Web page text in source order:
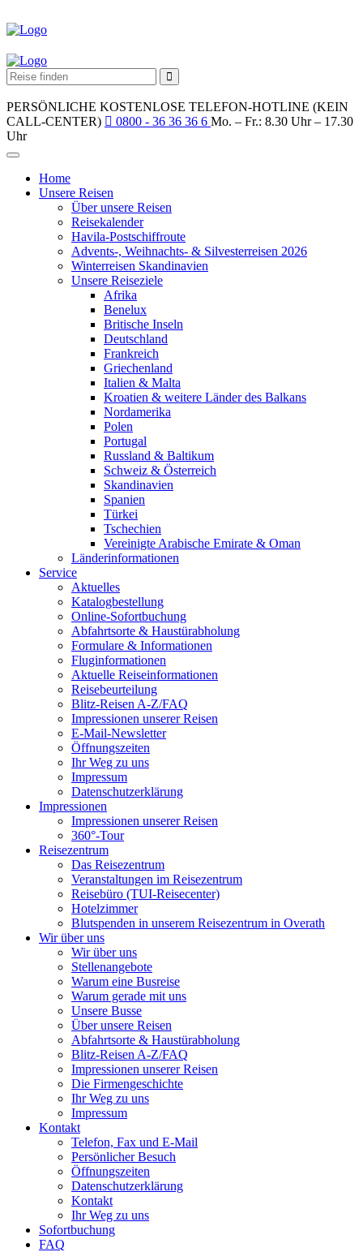
PERSÖNLICHE KOSTENLOSE TELEFON-HOTLINE (KEIN
CALL-CENTER)
0800 - 36 36 36 6 Mo. – Fr.: 8.30 Uhr – 17.30
Uhr
Home
Unsere Reisen
Über unsere Reisen
Reisekalender
Havila-Postschiffroute
Advents-, Weihnachts- & Silvesterreisen 2026
Winterreisen Skandinavien
Unsere Reiseziele
Afrika
Benelux
Britische Inseln
Deutschland
Frankreich
Griechenland
Italien & Malta
Kroatien & weitere Länder des Balkans
Nordamerika
Polen
Portugal
Russland & Baltikum
Schweiz & Österreich
Skandinavien
Spanien
Türkei
Tschechien
Vereinigte Arabische Emirate & Oman
Länderinformationen
Service
Aktuelles
Katalogbestellung
Online-Sofortbuchung
Abfahrtsorte & Haustürabholung
Formulare & Informationen
Fluginformationen
Aktuelle Reiseinformationen
Reisebeurteilung
Blitz-Reisen A-Z/FAQ
Impressionen unserer Reisen
E-Mail-Newsletter
Öffnungszeiten
Ihr Weg zu uns
Impressum
Datenschutzerklärung
Impressionen
Impressionen unserer Reisen
360°-Tour
Reisezentrum
Das Reisezentrum
Veranstaltungen im Reisezentrum
Reisebüro (TUI-Reisecenter)
Hotelzimmer
Blutspenden in unserem Reisezentrum in Overath
Wir über uns
Wir über uns
Stellenangebote
Warum eine Busreise
Warum gerade mit uns
Unsere Busse
Über unsere Reisen
Abfahrtsorte & Haustürabholung
Blitz-Reisen A-Z/FAQ
Impressionen unserer Reisen
Die Firmengeschichte
Ihr Weg zu uns
Impressum
Kontakt
Telefon, Fax und E-Mail
Persönlicher Besuch
Öffnungszeiten
Datenschutzerklärung
Kontakt
Ihr Weg zu uns
Sofortbuchung
FAQ